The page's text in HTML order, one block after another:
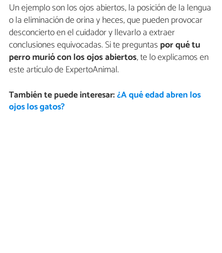
Un ejemplo son los ojos abiertos, la posición de la lengua
o la eliminación de orina y heces, que pueden provocar
desconcierto en el cuidador y llevarlo a extraer
conclusiones equivocadas. Si te preguntas por qué tu
perro murió con los ojos abiertos, te lo explicamos en
este artículo de ExpertoAnimal.
También te puede interesar:¿A qué edad abren los
ojos los gatos?